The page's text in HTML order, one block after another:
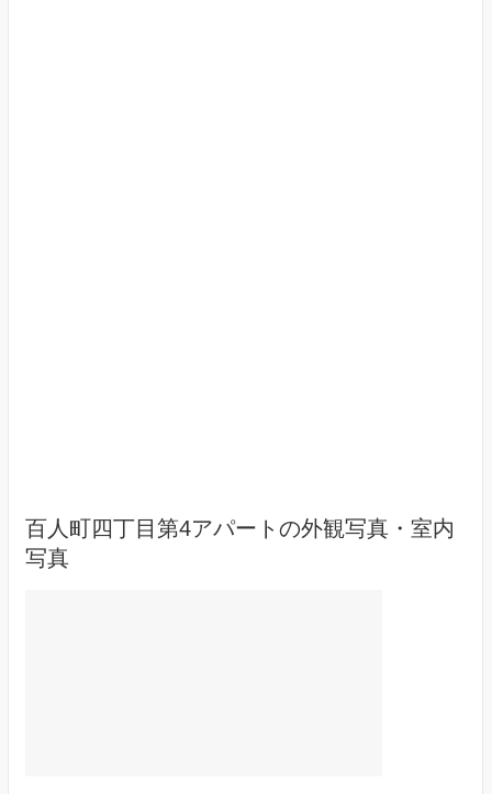
百人町四丁目第4アパートの外観写真・室内
写真